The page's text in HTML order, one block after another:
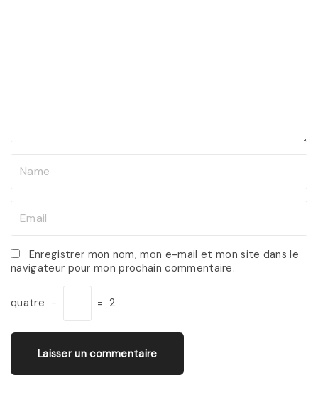
*
a
i
l
Enregistrer mon nom, mon e-mail et mon site dans le
navigateur pour mon prochain commentaire.
quatre − = 2